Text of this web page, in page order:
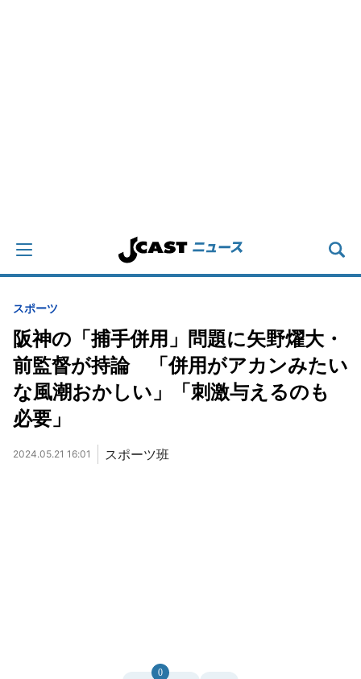
スポーツ
阪神の「捕手併用」問題に矢野燿大・
前監督が持論 「併用がアカンみたい
な風潮おかしい」「刺激与えるのも
必要」
2024.05.21 16:01 スポーツ班
0